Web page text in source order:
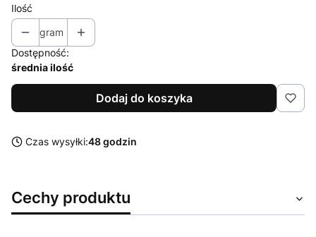
Ilość
gram
Dostępność:
średnia ilość
Dodaj do koszyka
Czas wysyłki:48 godzin
Cechy produktu